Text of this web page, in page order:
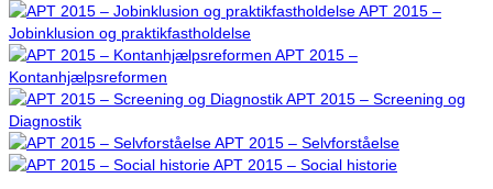
APT 2015 –
Jobinklusion og praktikfastholdelse
APT 2015 –
Kontanhjælpsreformen
APT 2015 – Screening og
Diagnostik
APT 2015 – Selvforståelse
APT 2015 – Social historie